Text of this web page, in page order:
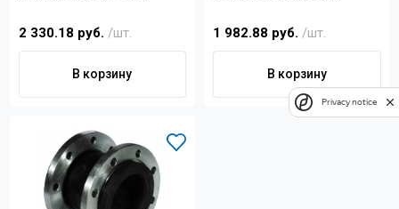
2 330.18 руб. /шт.
В корзину
1 982.88 руб. /шт.
В корзину
Privacy notice